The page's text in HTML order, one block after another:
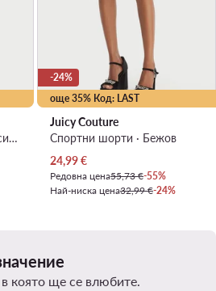
Спортни шорти · Светлосиньо
още 35% Код: LAST
-24%
Juicy Couture
Спортни шорти · Бежов
Актуална цена
24,99€
Редовна цена55,73 €-55%
Най-ниска цена32,99 €-24%
която ще се влюбите.